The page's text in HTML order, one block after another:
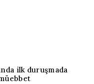
ilk duruşmada